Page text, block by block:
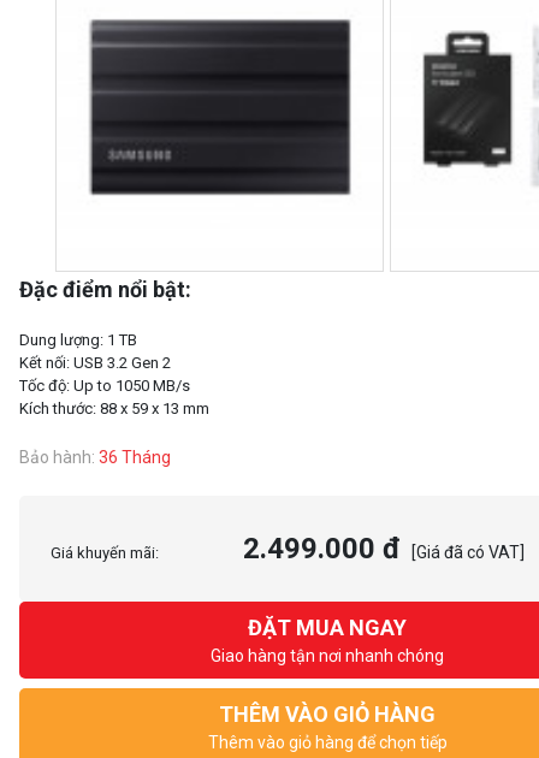
Đặc điểm nổi bật:
Dung lượng: 1 TB
Kết nối: USB 3.2 Gen 2
Tốc độ: Up to 1050 MB/s
Bảo hành: 36 Tháng
Giá khuyến mãi: 2.499.000 đ [Giá đã có VAT]
ĐẶT MUA NGAY
Giao hàng tận nơi nhanh chóng
THÊM VÀO GIỎ HÀNG
Thêm vào giỏ hàng để chọn tiếp